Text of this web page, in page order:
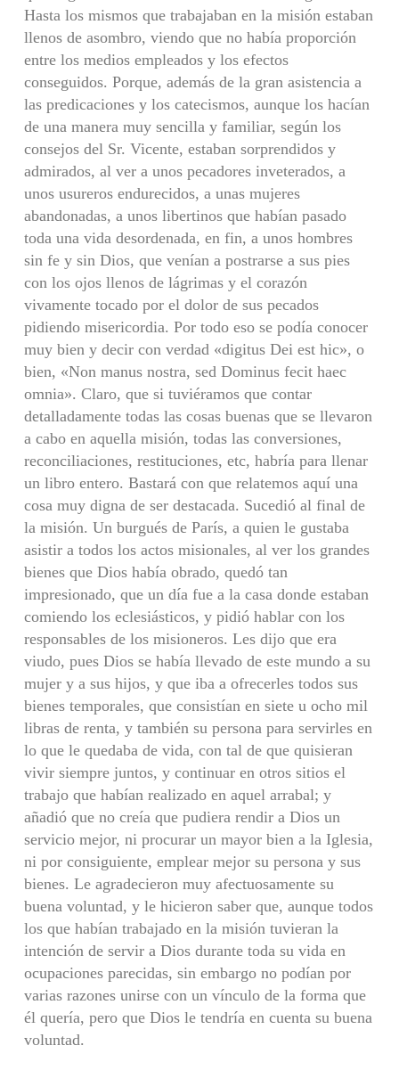
Hasta los mismos que trabajaban en la misión estaban
llenos de asombro, viendo que no había proporción
entre los medios empleados y los efectos
conseguidos. Porque, además de la gran asistencia a
las predicaciones y los catecismos, aunque los hacían
de una manera muy sencilla y familiar, según los
consejos del Sr. Vicente, estaban sorprendidos y
admirados, al ver a unos pecadores inveterados, a
unos usureros endurecidos, a unas mujeres
abandonadas, a unos libertinos que habían pasado
toda una vida desordenada, en fin, a unos hombres
sin fe y sin Dios, que venían a postrarse a sus pies
con los ojos llenos de lágrimas y el corazón
vivamente tocado por el dolor de sus pecados
pidiendo misericordia. Por todo eso se podía conocer
muy bien y decir con verdad «digitus Dei est hic», o
bien, «Non manus nostra, sed Dominus fecit haec
omnia». Claro, que si tuviéramos que contar
detalladamente todas las cosas buenas que se llevaron
a cabo en aquella misión, todas las conversiones,
reconciliaciones, restituciones, etc, habría para llenar
un libro entero. Bastará con que relatemos aquí una
cosa muy digna de ser destacada. Sucedió al final de
la misión. Un burgués de París, a quien le gustaba
asistir a todos los actos misionales, al ver los grandes
bienes que Dios había obrado, quedó tan
impresionado, que un día fue a la casa donde estaban
comiendo los eclesiásticos, y pidió hablar con los
responsables de los misioneros. Les dijo que era
viudo, pues Dios se había llevado de este mundo a su
mujer y a sus hijos, y que iba a ofrecerles todos sus
bienes temporales, que consistían en siete u ocho mil
libras de renta, y también su persona para servirles en
lo que le quedaba de vida, con tal de que quisieran
vivir siempre juntos, y continuar en otros sitios el
trabajo que habían realizado en aquel arrabal; y
añadió que no creía que pudiera rendir a Dios un
servicio mejor, ni procurar un mayor bien a la Iglesia,
ni por consiguiente, emplear mejor su persona y sus
bienes. Le agradecieron muy afectuosamente su
buena voluntad, y le hicieron saber que, aunque todos
los que habían trabajado en la misión tuvieran la
intención de servir a Dios durante toda su vida en
ocupaciones parecidas, sin embargo no podían por
varias razones unirse con un vínculo de la forma que
él quería, pero que Dios le tendría en cuenta su buena
voluntad.